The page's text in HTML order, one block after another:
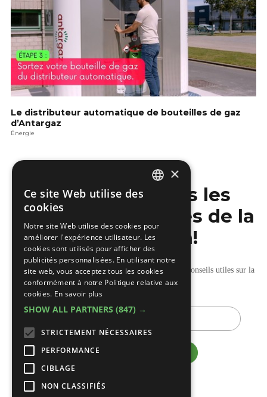
Le distributeur automatique de bouteilles de gaz
d’Antargaz
Énergie
Ne manquez pas les
dernières nouvelles de la
construction!
Recevez nos mises à jour hebdomadaires pleines de conseils utiles sur la
construction et la rénovation.
E-
×
Ce site Web utilise des
cookies
Notre site Web utilise des cookies pour
améliorer l'expérience utilisateur. Les
cookies sont utilisés pour afficher des
publicités personnalisées. En utilisant notre
site web, vous acceptez tous les cookies
conformément à notre Politique relative aux
cookies. En savoir plus
SHOW ALL PARTNERS (847) →
STRICTEMENT NÉCESSAIRES
PERFORMANCE
CIBLAGE
NON CLASSIFIÉS